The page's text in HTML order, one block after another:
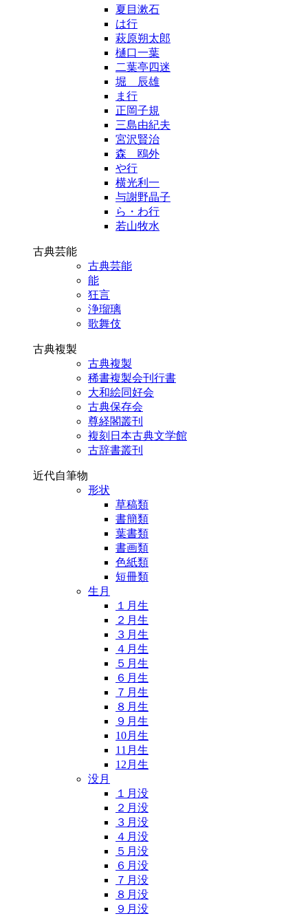
夏目漱石
は行
萩原朔太郎
樋口一葉
二葉亭四迷
堀 辰雄
ま行
正岡子規
三島由紀夫
宮沢賢治
森 鴎外
や行
横光利一
与謝野晶子
ら・わ行
若山牧水
古典芸能
古典芸能
能
狂言
浄瑠璃
歌舞伎
古典複製
古典複製
稀書複製会刊行書
大和絵同好会
古典保存会
尊経閣叢刊
複刻日本古典文学館
古辞書叢刊
近代自筆物
形状
草稿類
書簡類
葉書類
書画類
色紙類
短冊類
生月
１月生
２月生
３月生
４月生
５月生
６月生
７月生
８月生
９月生
10月生
11月生
12月生
没月
１月没
２月没
３月没
４月没
５月没
６月没
７月没
８月没
９月没